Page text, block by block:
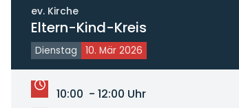
ev. Kirche
Eltern-Kind-Kreis
Dienstag 10. Mär 2026
10:00 - 12:00 Uhr